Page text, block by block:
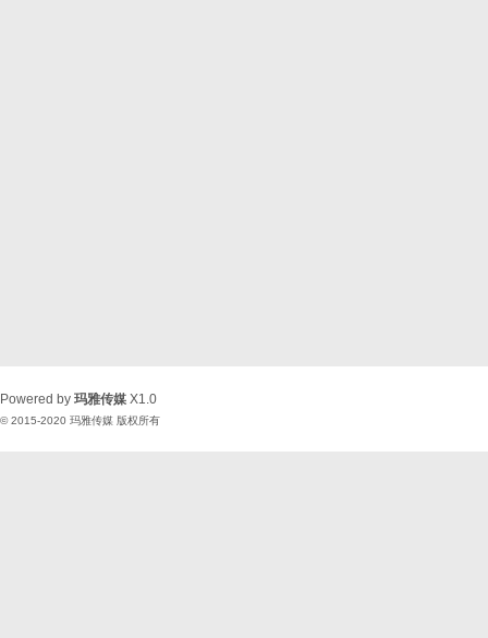
Powered by 玛雅传媒 X1.0
© 2015-2020 玛雅传媒 版权所有